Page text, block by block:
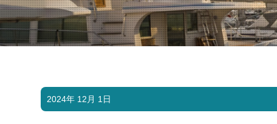
2024年 12月 1日